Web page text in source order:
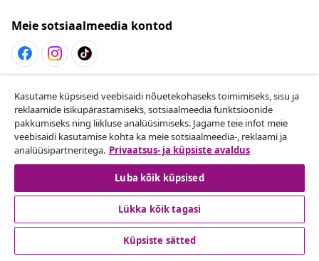
Meie sotsiaalmeedia kontod
Lepingust taganemine
Esita oma tellimuse kohta tagastamissoov.
Lepingust taganemine
Ettevõte
Kasutame küpsiseid veebisaidi nõuetekohaseks toimimiseks, sisu ja
reklaamide isikupärastamiseks, sotsiaalmeedia funktsioonide
pakkumiseks ning liikluse analüüsimiseks. Jagame teie infot meie
veebisaidi kasutamise kohta ka meie sotsiaalmeedia-, reklaami ja
analüüsipartneritega. Privaatsus- ja küpsiste avaldus
Luba kõik küpsised
Lükka kõik tagasi
Küpsiste sätted